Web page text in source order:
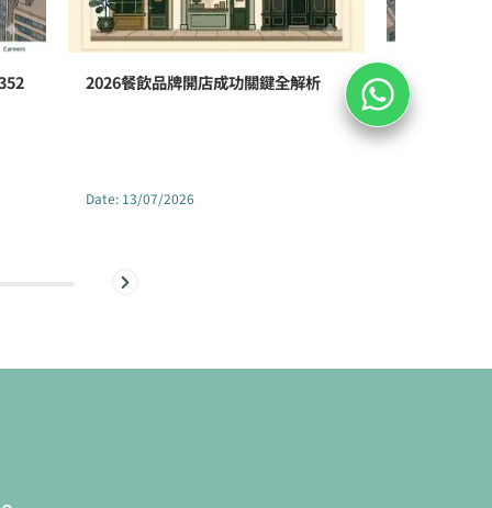
2026餐飲品牌開店成功關鍵全解析
Date: 13/07/2026
香港醫療中
352號全新